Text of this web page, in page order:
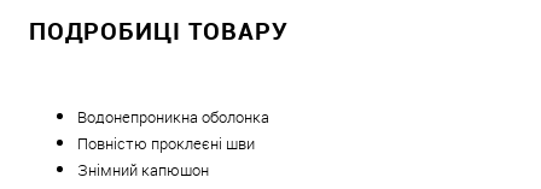
ПОДРОБИЦІ ТОВАРУ
Водонепроникна оболонка
Повністю проклеєні шви
Знімний капюшон